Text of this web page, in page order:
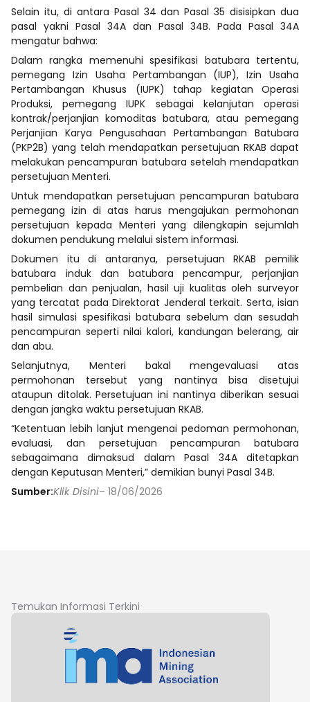
Selain itu, di antara Pasal 34 dan Pasal 35 disisipkan dua
pasal yakni Pasal 34A dan Pasal 34B. Pada Pasal 34A
mengatur bahwa:
Dalam rangka memenuhi spesifikasi batubara tertentu,
pemegang Izin Usaha Pertambangan (IUP), Izin Usaha
Pertambangan Khusus (IUPK) tahap kegiatan Operasi
Produksi, pemegang IUPK sebagai kelanjutan operasi
kontrak/perjanjian komoditas batubara, atau pemegang
Perjanjian Karya Pengusahaan Pertambangan Batubara
(PKP2B) yang telah mendapatkan persetujuan RKAB dapat
melakukan pencampuran batubara setelah mendapatkan
persetujuan Menteri.
Untuk mendapatkan persetujuan pencampuran batubara
pemegang izin di atas harus mengajukan permohonan
persetujuan kepada Menteri yang dilengkapin sejumlah
dokumen pendukung melalui sistem informasi.
Dokumen itu di antaranya, persetujuan RKAB pemilik
batubara induk dan batubara pencampur, perjanjian
pembelian dan penjualan, hasil uji kualitas oleh surveyor
yang tercatat pada Direktorat Jenderal terkait. Serta, isian
hasil simulasi spesifikasi batubara sebelum dan sesudah
pencampuran seperti nilai kalori, kandungan belerang, air
dan abu.
Selanjutnya, Menteri bakal mengevaluasi atas
permohonan tersebut yang nantinya bisa disetujui
ataupun ditolak. Persetujuan ini nantinya diberikan sesuai
dengan jangka waktu persetujuan RKAB.
“Ketentuan lebih lanjut mengenai pedoman permohonan,
evaluasi, dan persetujuan pencampuran batubara
sebagaimana dimaksud dalam Pasal 34A ditetapkan
dengan Keputusan Menteri,” demikian bunyi Pasal 34B.
Sumber:Klik Disini– 18/06/2026
Temukan Informasi Terkini